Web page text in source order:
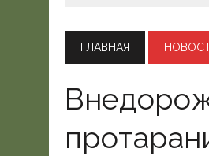
07.06.2026 | БОРЬБА С
07.06.2026
07.06.2026 | В КЕНИИ
19.06.2026 | WSJ:
ГЛАВНАЯ